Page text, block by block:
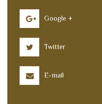
Google +
Twitter
E-mail